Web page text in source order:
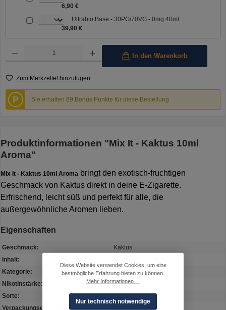
6,90 €
Ultrabio Base - 30PG/70VG - 0mg 40ml
39,90 €
Produkt Anzahl: Gib den gewünschten Wert ein oder benutze die Schaltflächen um die
In den Warenkorb
Zum Merkzettel hinzufügen
P Sie erhalten 69 Bonus Punkte für diese Bestellung
Produktinformationen "Mix It - Kaktus 10ml
Aroma"
Mix It - Kaktus 10ml Aroma bringt den exotisch-fruchtigen
Geschmack von Kaktus direkt in deine E-Zigarette.
Erfrischend, leicht süß und perfekt für alle, die
außergewöhnliche Aromen lieben.
Eigenschaften
Geschmack:
Kaktus
Inhalt:
Kategorie:
Aroma
Nikotinstärke:
0 mg
Sorte:
Kaktus
Verpackungseinheit:
1 Stk. / Packung
Diese Website verwendet Cookies, um eine
bestmögliche Erfahrung bieten zu können.
Mehr Informationen ...
Nur technisch notwendige